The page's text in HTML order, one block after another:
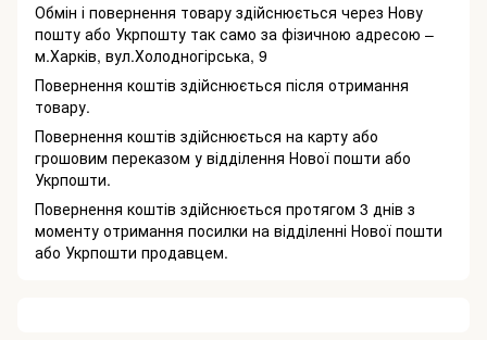
Обмін і повернення товару здійснюється через Нову
пошту або Укрпошту так само за фізичною адресою –
м.Харків, вул.Холодногірська, 9
Повернення коштів здійснюється після отримання
товару.
Повернення коштів здійснюється на карту або
грошовим переказом у відділення Нової пошти або
Укрпошти.
Повернення коштів здійснюється протягом 3 днів з
моменту отримання посилки на відділенні Нової пошти
або Укрпошти продавцем.